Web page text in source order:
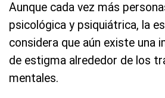
Aunque cada vez más
psicológica y psiquiátrica, la
considera que aún existe una
de estigma alrededor de los
mentales.